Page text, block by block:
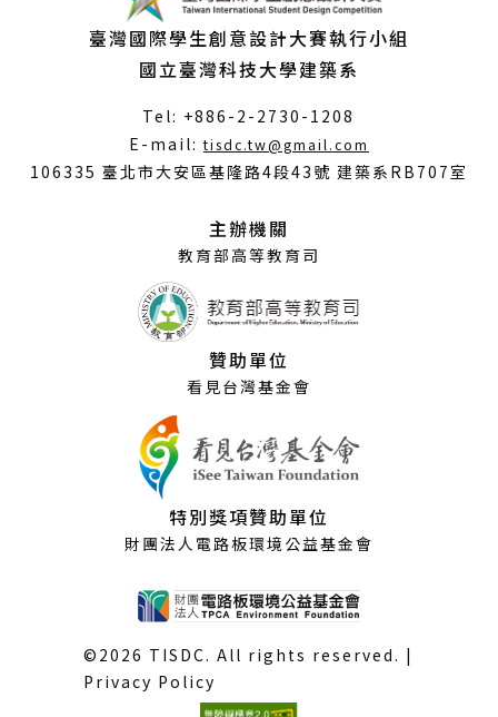
臺灣國際學生創意設計大賽執行小組
國立臺灣科技大學建築系
Tel: +886-2-2730-1208
E-mail:tisdc.tw@gmail.com
開
106335 臺北市大安區基隆路4段43號 建築系RB707室
主辦機關
教育部高等教育司
贊助單位
看見台灣基金會
特別獎項贊助單位
財團法人電路板環境公益基金會
©2026 TISDC. All rights reserved. |
Privacy Policy